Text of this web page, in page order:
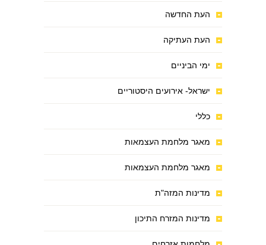
העת החדשה
העת העתיקה
ימי הביניים
ישראל- אירועים היסטוריים
כללי
מאגר מלחמת העצמאות
מאגר מלחמת העצמאות
מדינות המזה"ת
מדינות המזרח התיכון